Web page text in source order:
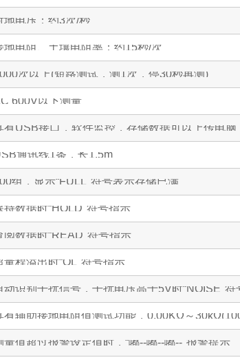
地电压：约3次/秒
地电阻、土壤电阻率：约15秒/次
次以上(短路测试，测1次，停30秒再测)
600V以下测量
有USB接口，软件监控，存储数据可以上传电脑
通讯线1条，长1.5m
组，显示“FULL"符号表示存储已满
持数据时“HOLD"符号指示
阅数据时“READ"符号指示
量程溢出时“OL"符号指示
动识别干扰信号，干扰电压高于5V时“NOISE"符
有辅助接地电阻值测试功能，0.00KΩ～
量值超过报警设定值时，“嘟--嘟--嘟--"报警提示